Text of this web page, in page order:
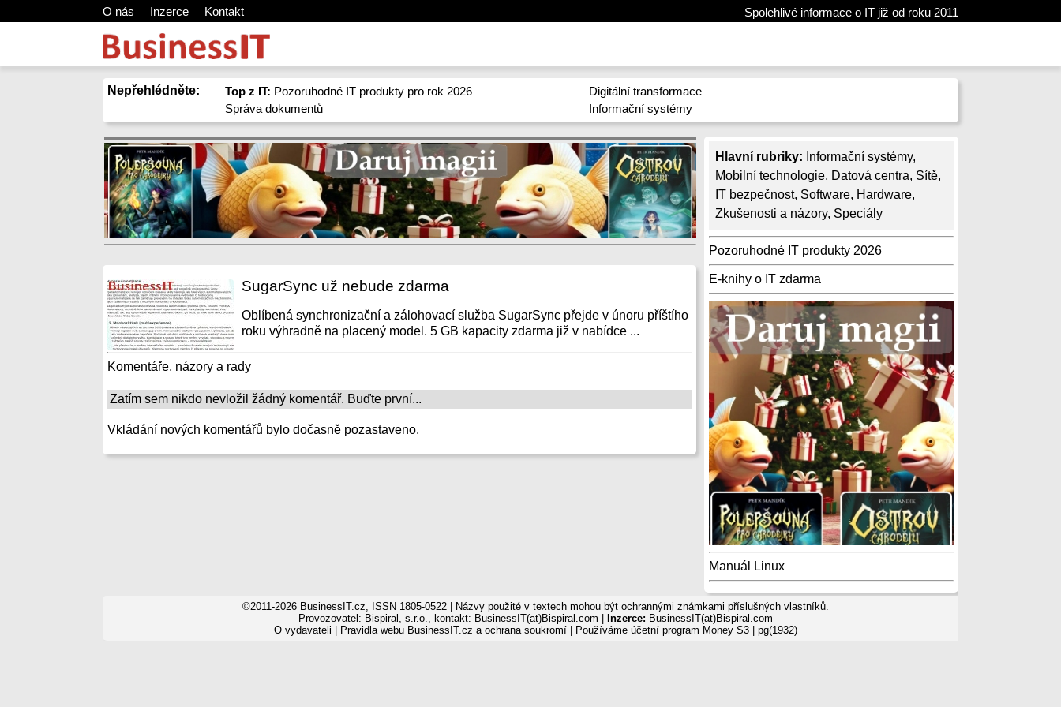
O nás Inzerce Kontakt Spolehlivé informace o IT již od roku 2011
Nepřehlédněte: Top z IT: Pozoruhodné IT produkty pro rok 2026
Správa dokumentů
Digitální transformace
Informační systémy
Hlavní rubriky: Informační systémy,
Mobilní technologie, Datová centra, Sítě,
IT bezpečnost, Software, Hardware,
Zkušenosti a názory, Speciály
Pozoruhodné IT produkty 2026
E-knihy o IT zdarma
Manuál Linux
SugarSync už nebude zdarma
Oblíbená synchronizační a zálohovací služba SugarSync přejde v únoru příštího
roku výhradně na placený model. 5 GB kapacity zdarma již v nabídce ...
Komentáře, názory a rady
Zatím sem nikdo nevložil žádný komentář. Buďte první...
Vkládání nových komentářů bylo dočasně pozastaveno.
©2011-2026 BusinessIT.cz, ISSN 1805-0522 | Názvy použité v textech mohou být ochrannými známkami příslušných vlastníků.
Provozovatel: Bispiral, s.r.o., kontakt: BusinessIT(at)Bispiral.com |
Inzerce: BusinessIT(at)Bispiral.com
O vydavateli
Pravidla webu BusinessIT.cz a ochrana soukromí| Používáme účetní program Money S3| pg(1932)